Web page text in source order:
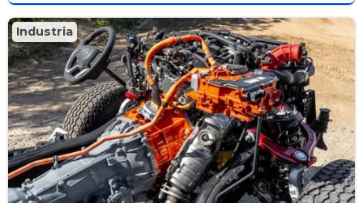
Industria